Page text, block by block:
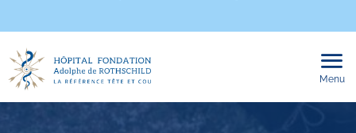
Menu